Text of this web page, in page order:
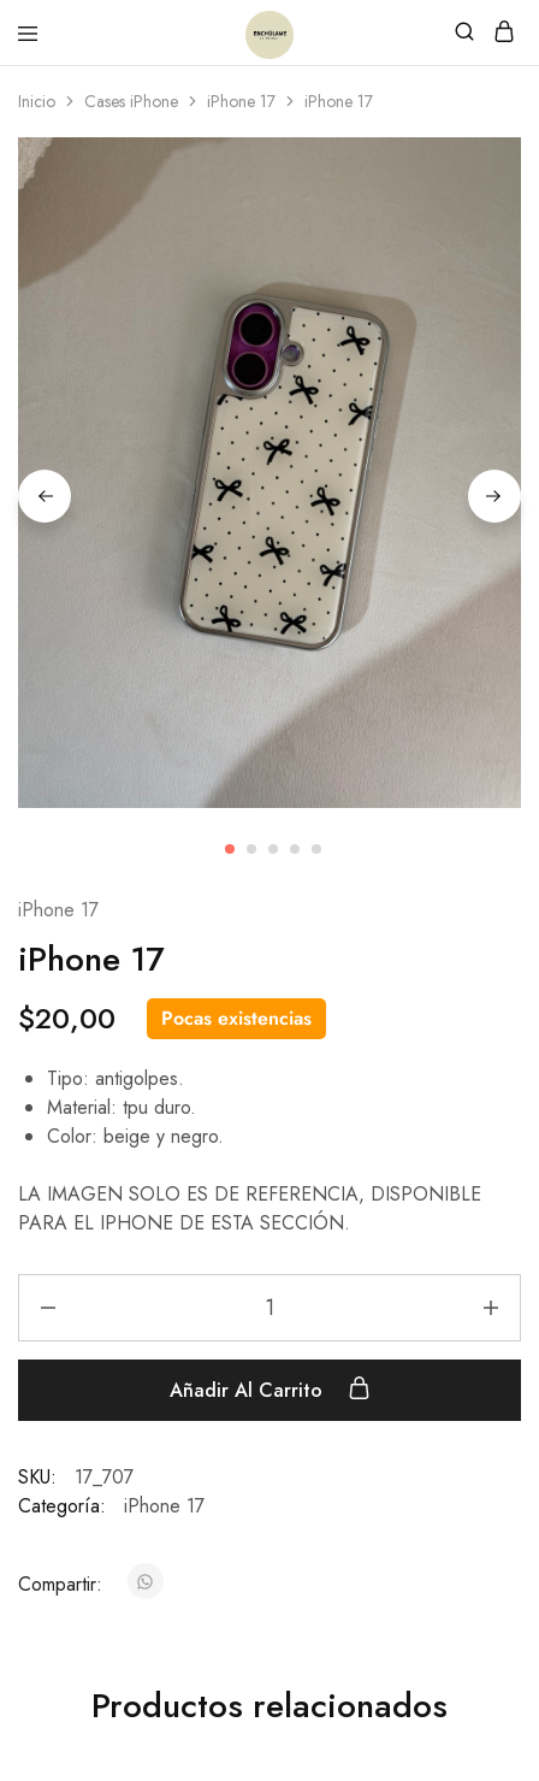
Inicio Cases iPhone iPhone 17 iPhone 17
iPhone 17
iPhone 17
$20,00 Pocas existencias
Tipo: antigolpes.
Material: tpu duro.
Color: beige y negro.
LA IMAGEN SOLO ES DE REFERENCIA, DISPONIBLE
PARA EL IPHONE DE ESTA SECCIÓN.
Añadir Al Carrito
SKU:
17_707
Categoría:
iPhone 17
Compartir:
Productos relacionados